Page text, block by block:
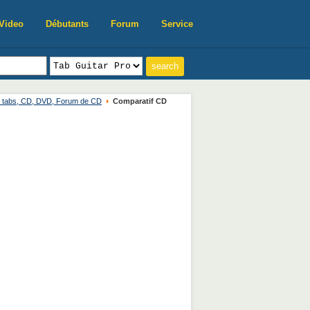
Débutants Forum Service
tabs, CD, DVD, Forum de CD Comparatif CD